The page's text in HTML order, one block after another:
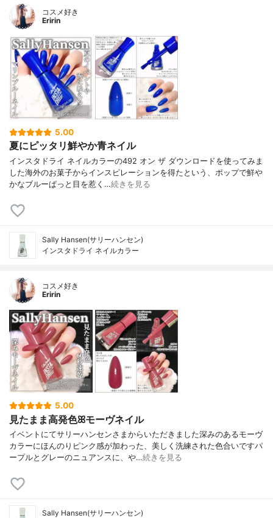
コスメ好き
Eririn
5.00
夏にピッタリ鮮やか青ネイル
インスタドライ ネイルカラーの492 オン ザ ダウンロードを使ってみま
した海外のお菓子からインスピレーションを得たという、ポップで鮮や
かなブルーぱっと目を惹く…続きを見る
Sally Hansen(サリーハンセン)
インスタドライ ネイルカラー
コスメ好き
Eririn
5.00
見たまま高発色ꕤモーヴネイル
イベントにてサリーハンセンさまからいただきました深みのあるモーヴ
カラーにほんのりピンク感が加わった、美しく洗練された色合いですパ
ープルとグレーのニュアンスに、や…続きを見る
Sally Hansen(サリーハンセン)